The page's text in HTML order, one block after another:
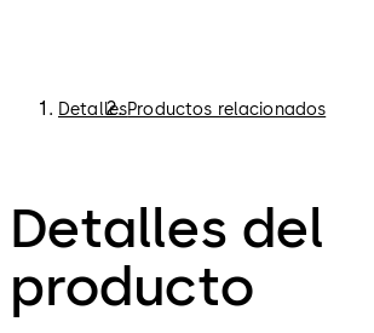
DetallesProductos relacionados
Detalles del
producto